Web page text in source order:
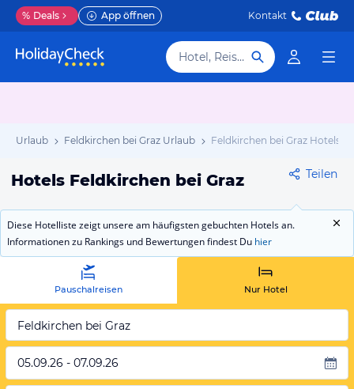
% Deals App öffnen Kontakt
Hotel, Reiseziel
Urlaub Feldkirchen bei Graz Urlaub Feldkirchen bei Graz Hotels
Hotels Feldkirchen bei Graz Teilen
Diese Hotelliste zeigt unsere am häufigsten gebuchten Hotels an.
Informationen zu Rankings und Bewertungen findest Du hier
Pauschalreisen Nur Hotel
Feldkirchen bei Graz
05.09.26 - 07.09.26